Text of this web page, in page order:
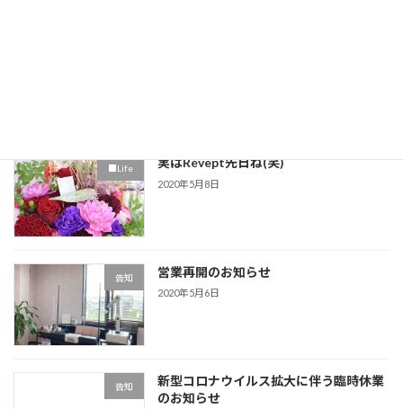
■Life 実はRévept先日ね(笑)
2020年5月8日
告知 営業再開のお知らせ
2020年5月6日
告知
新型コロナウイルス拡大に伴う臨時休業
のお知らせ